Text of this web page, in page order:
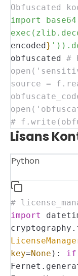
Obfuscated
import base64
encoded}
obfuscated #
source =
#
Lisans
Python
#
import
key=None ): if